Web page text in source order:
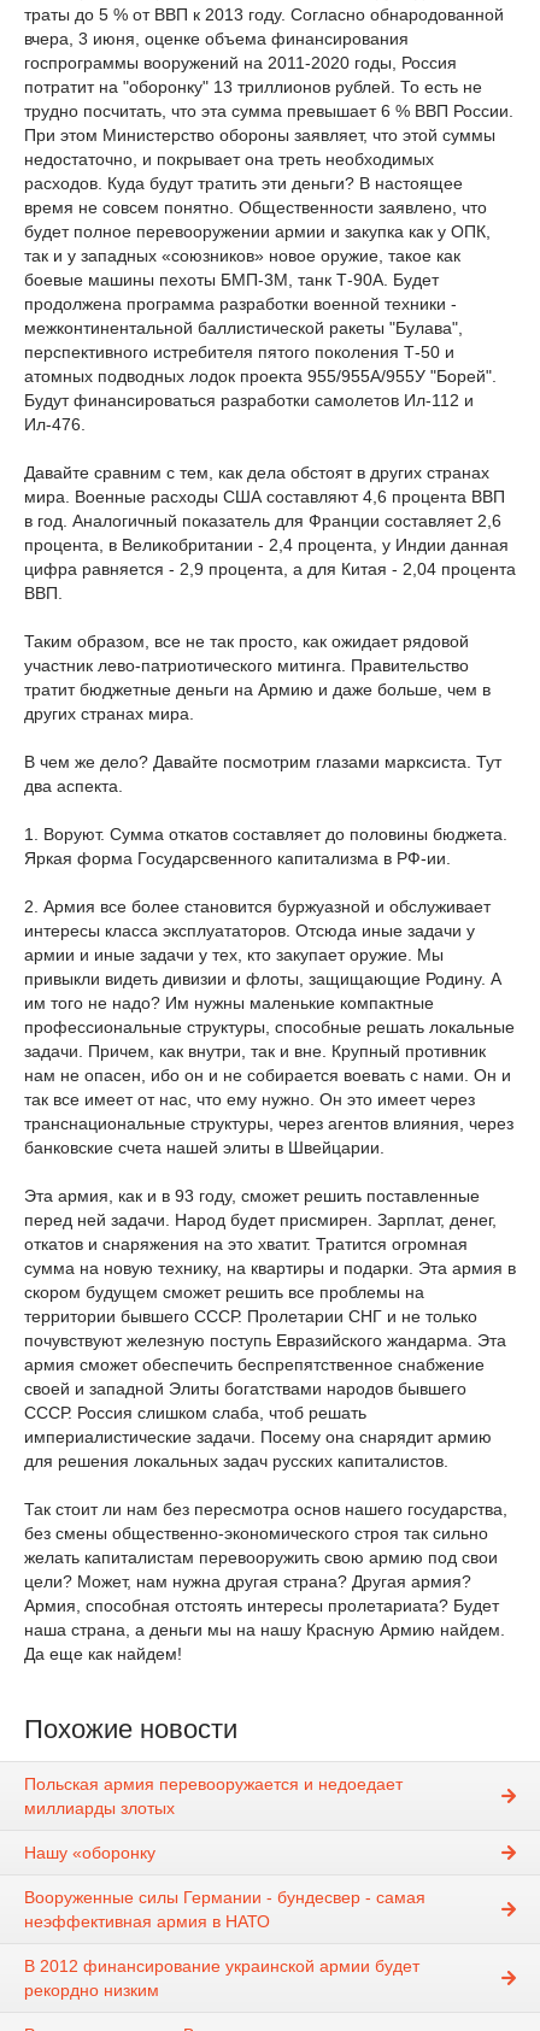
траты до 5 % от ВВП к 2013 году. Согласно обнародованной
вчера, 3 июня, оценке объема финансирования
госпрограммы вооружений на 2011-2020 годы, Россия
потратит на "оборонку" 13 триллионов рублей. То есть не
трудно посчитать, что эта сумма превышает 6 % ВВП России.
При этом Министерство обороны заявляет, что этой суммы
недостаточно, и покрывает она треть необходимых
расходов. Куда будут тратить эти деньги? В настоящее
время не совсем понятно. Общественности заявлено, что
будет полное перевооружении армии и закупка как у ОПК,
так и у западных «союзников» новое оружие, такое как
боевые машины пехоты БМП-3М, танк Т-90А. Будет
продолжена программа разработки военной техники -
межконтинентальной баллистической ракеты "Булава",
перспективного истребителя пятого поколения Т-50 и
атомных подводных лодок проекта 955/955А/955У "Борей".
Будут финансироваться разработки самолетов Ил-112 и
Ил-476.
Давайте сравним с тем, как дела обстоят в других странах
мира. Военные расходы США составляют 4,6 процента ВВП
в год. Аналогичный показатель для Франции составляет 2,6
процента, в Великобритании - 2,4 процента, у Индии данная
цифра равняется - 2,9 процента, а для Китая - 2,04 процента
ВВП.
Таким образом, все не так просто, как ожидает рядовой
участник лево-патриотического митинга. Правительство
тратит бюджетные деньги на Армию и даже больше, чем в
других странах мира.
В чем же дело? Давайте посмотрим глазами марксиста. Тут
два аспекта.
1. Воруют. Сумма откатов составляет до половины бюджета.
Яркая форма Государсвенного капитализма в РФ-ии.
2. Армия все более становится буржуазной и обслуживает
интересы класса эксплуататоров. Отсюда иные задачи у
армии и иные задачи у тех, кто закупает оружие. Мы
привыкли видеть дивизии и флоты, защищающие Родину. А
им того не надо? Им нужны маленькие компактные
профессиональные структуры, способные решать локальные
задачи. Причем, как внутри, так и вне. Крупный противник
нам не опасен, ибо он и не собирается воевать с нами. Он и
так все имеет от нас, что ему нужно. Он это имеет через
транснациональные структуры, через агентов влияния, через
банковские счета нашей элиты в Швейцарии.
Эта армия, как и в 93 году, сможет решить поставленные
перед ней задачи. Народ будет присмирен. Зарплат, денег,
откатов и снаряжения на это хватит. Тратится огромная
сумма на новую технику, на квартиры и подарки. Эта армия в
скором будущем сможет решить все проблемы на
территории бывшего СССР. Пролетарии СНГ и не только
почувствуют железную поступь Евразийского жандарма. Эта
армия сможет обеспечить беспрепятственное снабжение
своей и западной Элиты богатствами народов бывшего
СССР. Россия слишком слаба, чтоб решать
империалистические задачи. Посему она снарядит армию
для решения локальных задач русских капиталистов.
Так стоит ли нам без пересмотра основ нашего государства,
без смены общественно-экономического строя так сильно
желать капиталистам перевооружить свою армию под свои
цели? Может, нам нужна другая страна? Другая армия?
Армия, способная отстоять интересы пролетариата? Будет
наша страна, а деньги мы на нашу Красную Армию найдем.
Да еще как найдем!
Похожие новости
Польская армия перевооружается и недоедает
миллиарды злотых
Нашу «оборонку
Вооруженные силы Германии - бундесвер - самая
неэффективная армия в НАТО
В 2012 финансирование украинской армии будет
рекордно низким